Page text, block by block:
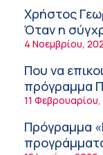
Πώς να
διάρροια
8:30 πμ
Ευμενής
General):
7:37 πμ
Ιωάννης
5:42 πμ
Χρήστος
Όταν η
φόβο!
4 Νοεμβρίου,
Που να
πρόγραμμα
παχυσαρκίας
11
Πρόγραμμα